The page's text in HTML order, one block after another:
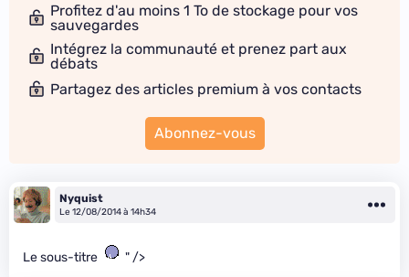
Profitez d'au moins 1 To de stockage pour vos
sauvegardes
Intégrez la communauté et prenez part aux
débats
Partagez des articles premium à vos contacts
Abonnez-vous
Nyquist
Le 12/08/2014 à 14h34
Le sous-titre " />